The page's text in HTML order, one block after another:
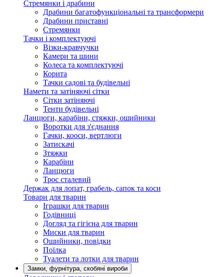
Стремянки і драбини
Драбини багатофункціональні та трансформери
Драбини приставні
Стремянки
Тачки і комплектуючі
Візки-кравчучки
Камери та шини
Колеса та комплектуючі
Корита
Тачки садові та будівельні
Намети та затіняючі сітки
Сітки затіняючі
Тенти будівельні
Ланцюги, карабіни, стяжки, ошийники
Воротки для з'єднання
Гачки, кооси, вертлюги
Затискачі
Зтяжки
Карабіни
Ланцюги
Трос сталевий
Держак для лопат, грабель, сапок та коси
Товари для тварин
Іграшки для тварин
Годівниці
Догляд та гігієна для тварин
Миски для тварин
Ошийники, повідки
Поїлка
Туалети та лотки для тварин
Замки, фурнітура, скобяні вироби